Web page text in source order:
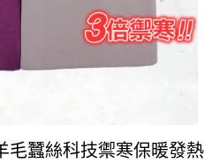
毛蠶絲科技禦寒保暖發熱